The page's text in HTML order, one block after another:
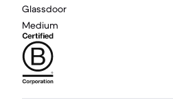
Glassdoor
Medium